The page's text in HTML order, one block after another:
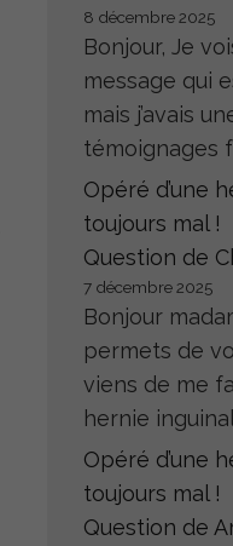
8 décembre 2025
Bonjour, Je
message qui
mais j’avais
témoignages
Opéré d’une
toujours mal !
Question de
7 décembre 2025
Bonjour
permets de
viens de me
hernie
Opéré d’une
toujours mal !
Question de